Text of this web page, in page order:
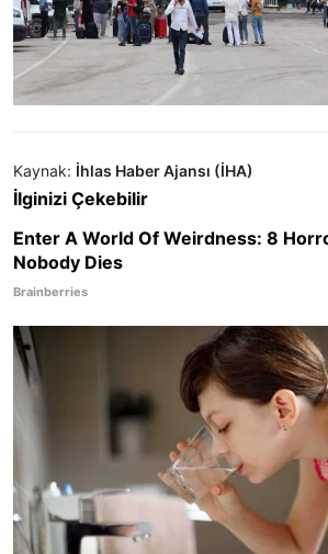
Kaynak: İhlas Haber Ajansı (İHA)